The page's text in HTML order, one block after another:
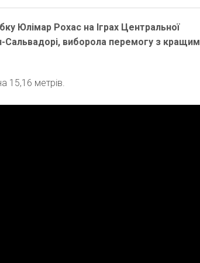
Юлімар Рохас на Іграх Центральної
виборола перемогу з кращим
15,16 метрів.